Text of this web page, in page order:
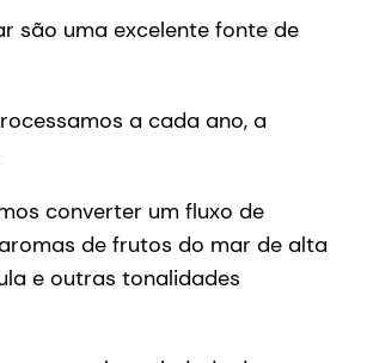
são uma excelente fonte de
a cada ano, a
converter um fluxo de
de frutos do mar de alta
e outras tonalidades